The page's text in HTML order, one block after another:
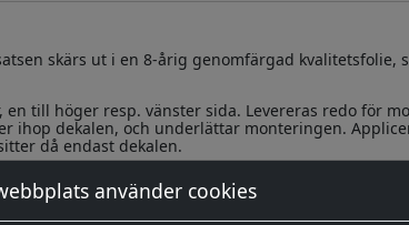
använder cookies
skärs ut i en 8-årig genomfärgad kvalitetsfolie,
en till höger resp. vänster sida. Levereras redo för
ihop dekalen, och underlättar monteringen.
då endast dekalen.
du
våra instrukioner före och efter montage